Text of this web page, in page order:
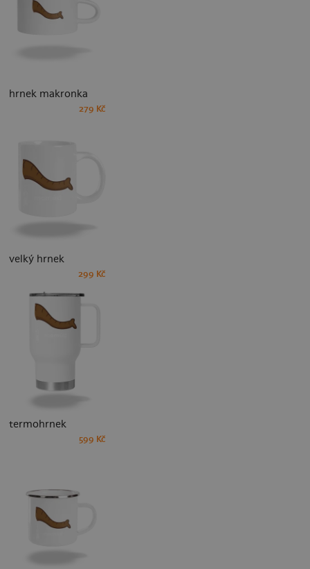
hrnek makronka
279 Kč
velký hrnek
299 Kč
termohrnek
599 Kč